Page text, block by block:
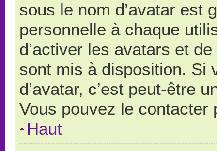
sous le nom d’avatar est
personnelle à chaque
d’activer les avatars et
sont mis à disposition. Si
d’avatar, c’est peut-être
Vous pouvez le contacter
Haut